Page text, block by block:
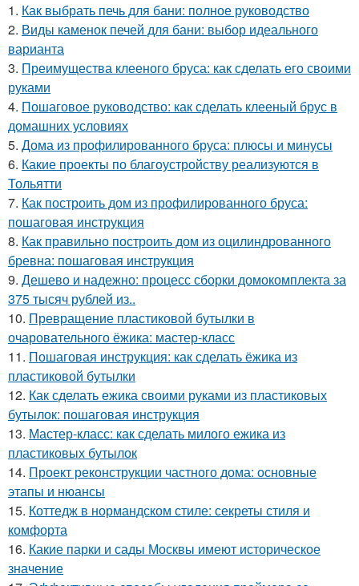
1. Как выбрать печь для бани: полное руководство
2. Виды каменок печей для бани: выбор идеального
варианта
3. Преимущества клееного бруса: как сделать его своими
руками
4. Пошаговое руководство: как сделать клееный брус в
домашних условиях
5. Дома из профилированного бруса: плюсы и минусы
6. Какие проекты по благоустройству реализуются в
Тольятти
7. Как построить дом из профилированного бруса:
пошаговая инструкция
8. Как правильно построить дом из оцилиндрованного
бревна: пошаговая инструкция
9. Дешево и надежно: процесс сборки домокомплекта за
375 тысяч рублей из..
10. Превращение пластиковой бутылки в
очаровательного ёжика: мастер-класс
11. Пошаговая инструкция: как сделать ёжика из
пластиковой бутылки
12. Как сделать ежика своими руками из пластиковых
бутылок: пошаговая инструкция
13. Мастер-класс: как сделать милого ежика из
пластиковых бутылок
14. Проект реконструкции частного дома: основные
этапы и нюансы
15. Коттедж в нормандском стиле: секреты стиля и
комфорта
16. Какие парки и сады Москвы имеют историческое
значение